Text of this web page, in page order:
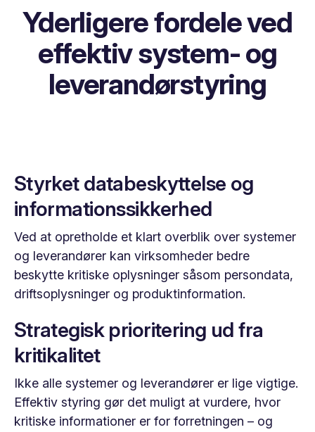
Yderligere fordele ved
effektiv system- og
leverandørstyring
Styrket databeskyttelse og
informationssikkerhed
Ved at opretholde et klart overblik over systemer
og leverandører kan virksomheder bedre
beskytte kritiske oplysninger såsom persondata,
driftsoplysninger og produktinformation.
Strategisk prioritering ud fra
kritikalitet
Ikke alle systemer og leverandører er lige vigtige.
Effektiv styring gør det muligt at vurdere, hvor
kritiske informationer er for forretningen – og